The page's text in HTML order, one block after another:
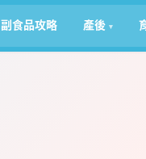
副食品攻略 產後